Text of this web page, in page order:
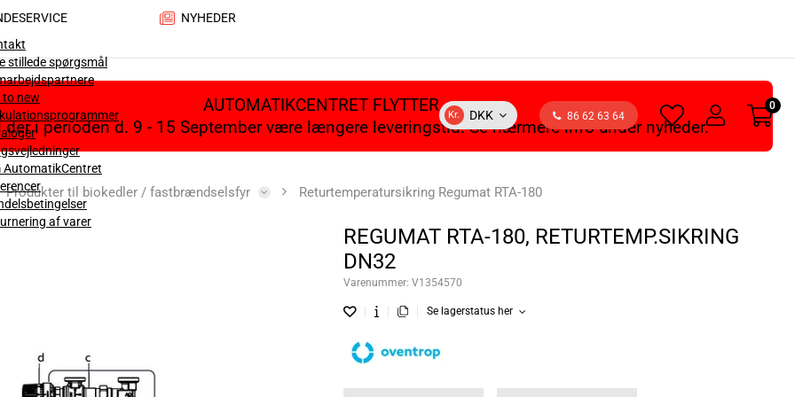
stillede spørgsmål
to new
AutomatikCentret
af varer
NYHEDER
Kr. DKK 86 62 63 64
heart
light
light
0
AUTOMATIKCENTRET FLYTTER
der i perioden d. 9 - 15 September være længere leveringstid. Se nærmere info under nyheder.
Produkter til biokedler / fastbrændselsfyr Returtemperatursikring Regumat RTA-180
REGUMAT RTA-180, RETURTEMP.SIKRING
DN32
Varenummer: V1354570
Se lagerstatus her